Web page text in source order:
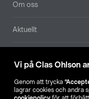
Vi på Clas Ohlson
Genom att trycka
lagrar cookies och andra
Om oss
Aktuellt